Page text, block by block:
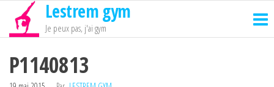
Passer
contenu
Lestrem gym
Je peux pas, j'ai gym
P1140813